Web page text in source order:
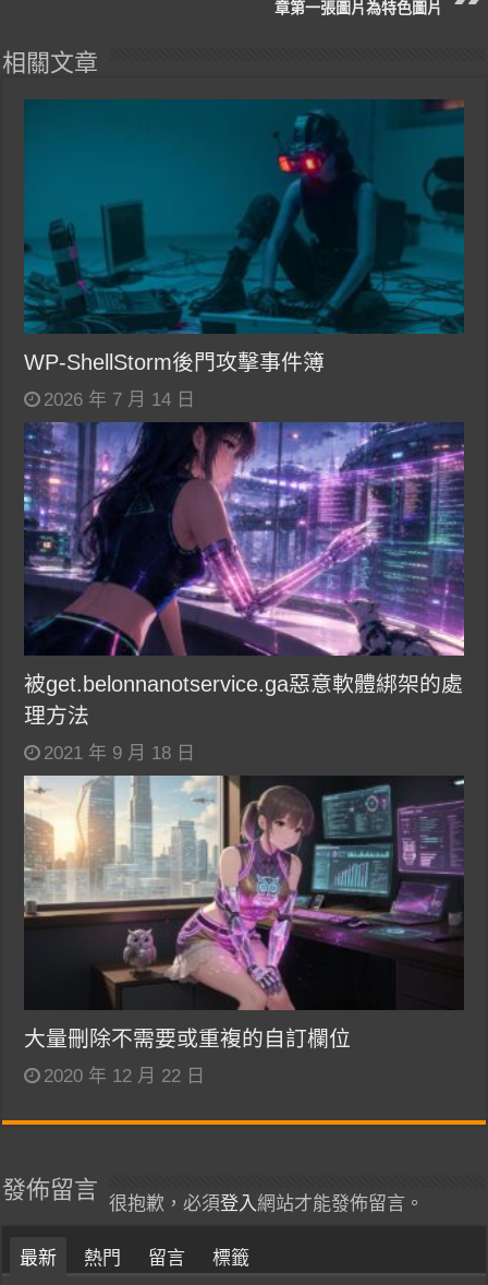
章第一張圖片為特色圖片
相關文章
WP-ShellStorm後門攻擊事件簿
2026 年 7 月 14 日
被get.belonnanotservice.ga惡意軟體綁架的處
理方法
2021 年 9 月 18 日
大量刪除不需要或重複的自訂欄位
2020 年 12 月 22 日
發佈留言
很抱歉，必須登入網站才能發佈留言。
最新 熱門 留言 標籤